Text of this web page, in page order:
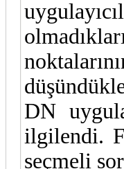
DN
ilgilendi.
seçmeli